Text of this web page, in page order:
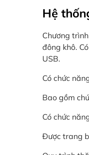
Hệ
Chương
đông khô.
USB.
Có chức
Bao gồm
Có chức
Được trang